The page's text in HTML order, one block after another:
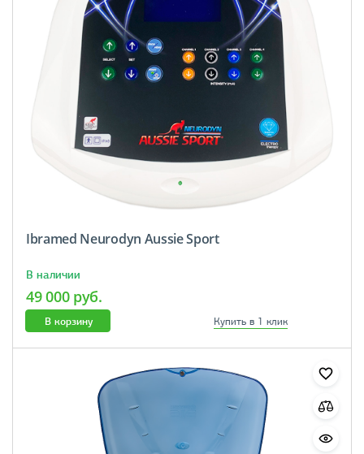
Ibramed Neurodyn Aussie Sport
В наличии
49 000 руб.
В корзину Купить в 1 клик